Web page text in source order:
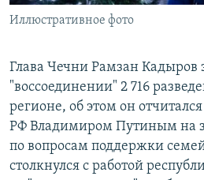
Все сайты РСЕ/РС
Иллюстративное фото
Глава Чечни Рамзан Кадыров
"воссоединении" 2 716
регионе, об этом он
РФ Владимиром Путиным на
по вопросам поддержки
столкнулся с работой